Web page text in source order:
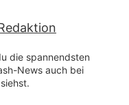
die spannendsten
News auch bei